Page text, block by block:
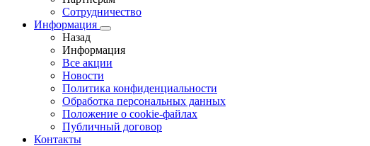
Сотрудничество
Информация
Назад
Информация
Все акции
Новости
Политика конфиденциальности
Обработка персональных данных
Положение о cookie-файлах
Публичный договор
Контакты